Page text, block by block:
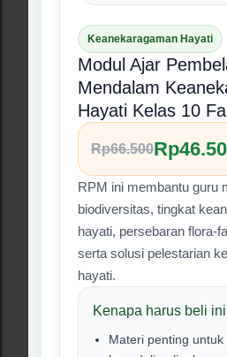
pembelajaran lebih
Tanya via
#03 Produk RPM
❮
Modul Ajar